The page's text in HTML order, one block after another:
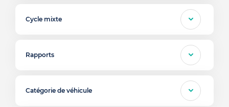
Cycle mixte
Rapports
Catégorie de véhicule